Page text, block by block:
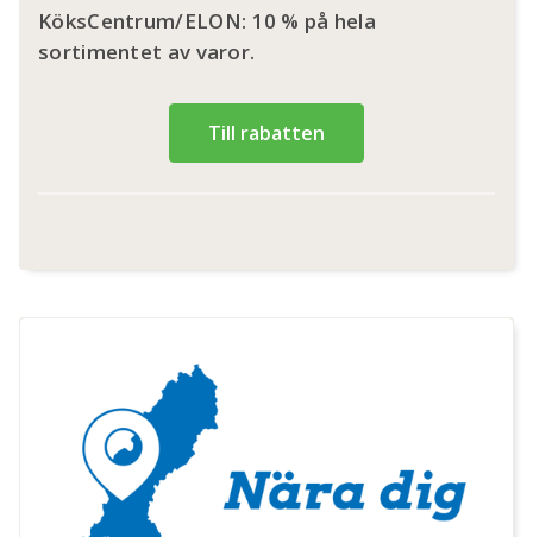
KöksCentrum/ELON: 10 % på hela
sortimentet av varor.
Till rabatten